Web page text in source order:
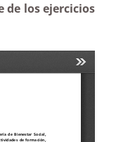
de los ejercicios